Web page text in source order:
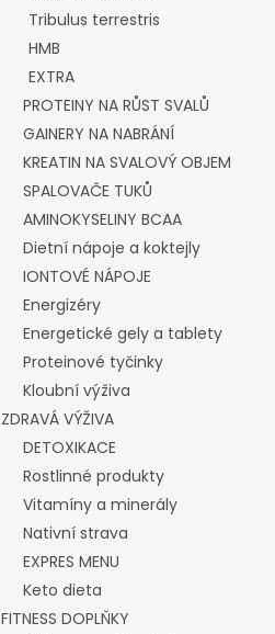
Tribulus terrestris
HMB
EXTRA
PROTEINY NA RŮST SVALŮ
GAINERY NA NABRÁNÍ
KREATIN NA SVALOVÝ OBJEM
SPALOVAČE TUKŮ
AMINOKYSELINY BCAA
Dietní nápoje a koktejly
IONTOVÉ NÁPOJE
Energizéry
Energetické gely a tablety
Proteinové tyčinky
Kloubní výživa
ZDRAVÁ VÝŽIVA
DETOXIKACE
Rostlinné produkty
Vitamíny a minerály
Nativní strava
EXPRES MENU
Keto dieta
FITNESS DOPLŇKY